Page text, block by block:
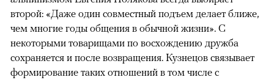
второй: «Даже один совместный подъем делает ближе,
чем многие годы общения в обычной жизни». С
некоторыми товарищами по восхождению дружба
сохраняется и после возвращения. Кузнецов связывает
формирование таких отношений в том числе с